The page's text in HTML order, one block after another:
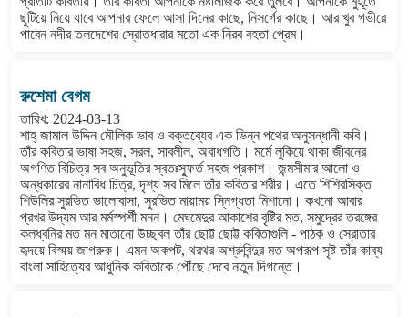
ছুটিয়ে নিয়ে যাবে আপনার ফেলে আসা দিনের কাছে, নিসর্গের কাছে। আর খুব গভীরে
পাবেন নদীর তলদেশের স্রোতধারার মতো এক নিরব বহতা প্রেম।
রুশেমা বেগম
তারিখ: 2024-03-13
শাহ্ জামাল উদ্দিন মৌলিক ভাব ও বক্তব্যের এক ভিন্ন পথের অনুসন্ধানী কবি।
তাঁর কবিতার ভাষা সহজ, সরল, সাবলীল, অবাধগতি। মর্মে লুকিয়ে থাকা জীবনের
অগণিত বিচিত্র সব অনুভূতির স্বতঃস্ফুর্ত সহজ প্রকাশ। জন্মসীমার আলো ও
অন্ধকারের নানাবিধ চিত্র, দৃশ্য সব মিলে তাঁর কবিতার শরীর। এতে শিশিরসিক্ত
শিউলির সুরভিত ভালোবাসা, সুরভিত মায়াময় স্নিগ্ধতা মিশানো। কখনো আবার
প্রখর উদ্যম আর মর্মস্পর্শী মনন। মেঘমেদুর আকাশের বৃষ্টির মত, সমুদ্রের তরঙ্গের
কলধ্বনির মত মন মাতানো উচ্ছ্বল তাঁর ছোট্ট ছোট্ট কবিতাগুলি - পাঠক ও স্রোতার
হৃদয়ে বিস্ময় জাগরুক। এমন অকপট, থরথর অশ্রুবিন্দুর মত অপরূপ সৃষ্ট তাঁর কাব্য
বাংলা সাহিত্যের আধুনিক কবিতাকে পৌঁছে দেবে নতুন দিগন্তে।